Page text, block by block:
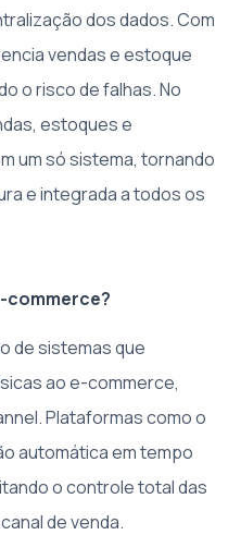
dos dados. Com
vendas e estoque
o risco de falhas. No
estoques e
um só sistema, tornando
e integrada a todos os
commerce?
de sistemas que
ao e-commerce,
Plataformas como o
automática em tempo
o controle total das
de venda.